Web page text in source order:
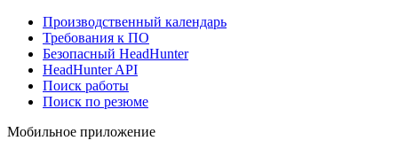
Производственный календарь
Требования к ПО
Безопасный HeadHunter
HeadHunter API
Поиск работы
Поиск по резюме
Мобильное приложение